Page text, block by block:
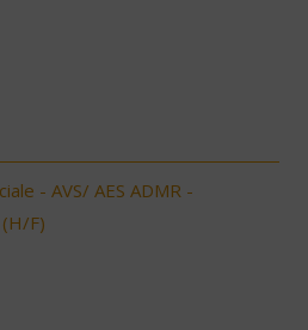
- AVS/ AES ADMR -
F)